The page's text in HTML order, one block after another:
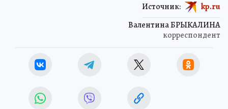
Валентина БРЫКАЛИНА
корреспондент
Источник: kp.ru